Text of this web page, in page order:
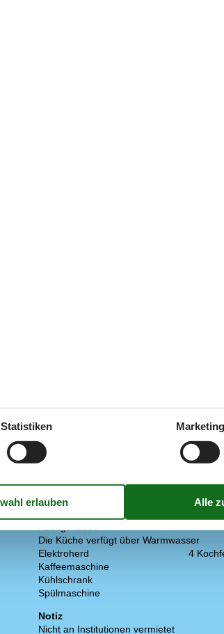
Entfernung zu Angelmöglichkeiten
Mountainbikeroute 5-10 km
Nächstes Restaurant
Die Küche verfügt über Warmwasser
Elektroherd
4
Kaffeemaschine
Kühlschrank
Spülmaschine
Notiz
Nicht an Institutionen vermietet
Statistiken Marketing